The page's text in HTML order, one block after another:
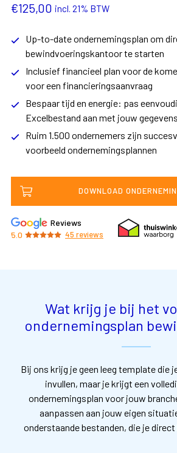
€125,00 incl. 21% BTW
Up-to-date ondernemingsplan om
bewindvoeringskantoor te starten
Inclusief financieel plan voor de
voor een financieringsaanvraag
Bespaar tijd en energie: pas
Excelbestand aan met jouw gegevens
Ruim 1.500 ondernemers zijn
voorbeeld ondernemingsplannen
DOWNLOAD
Reviews
5.0
45 reviews
Wat krijg je bij het
ondernemingsplan
Bij ons krijg je geen leeg template die
invullen, maar je krijgt een
ondernemingsplan voor jouw
aanpassen aan jouw eigen
onderstaande bestanden, die je